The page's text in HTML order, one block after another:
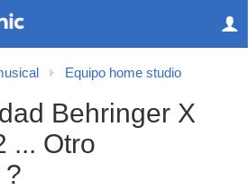
Equipo home studio
Behringer X
... Otro
?